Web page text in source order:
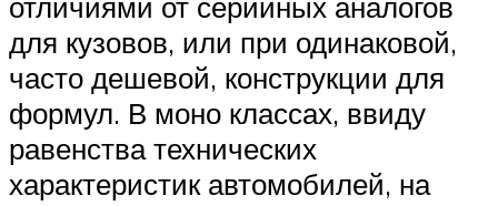
для кузовов, или при одинаковой,
часто дешевой, конструкции для
формул. В моно классах, ввиду
равенства технических
характеристик автомобилей, на